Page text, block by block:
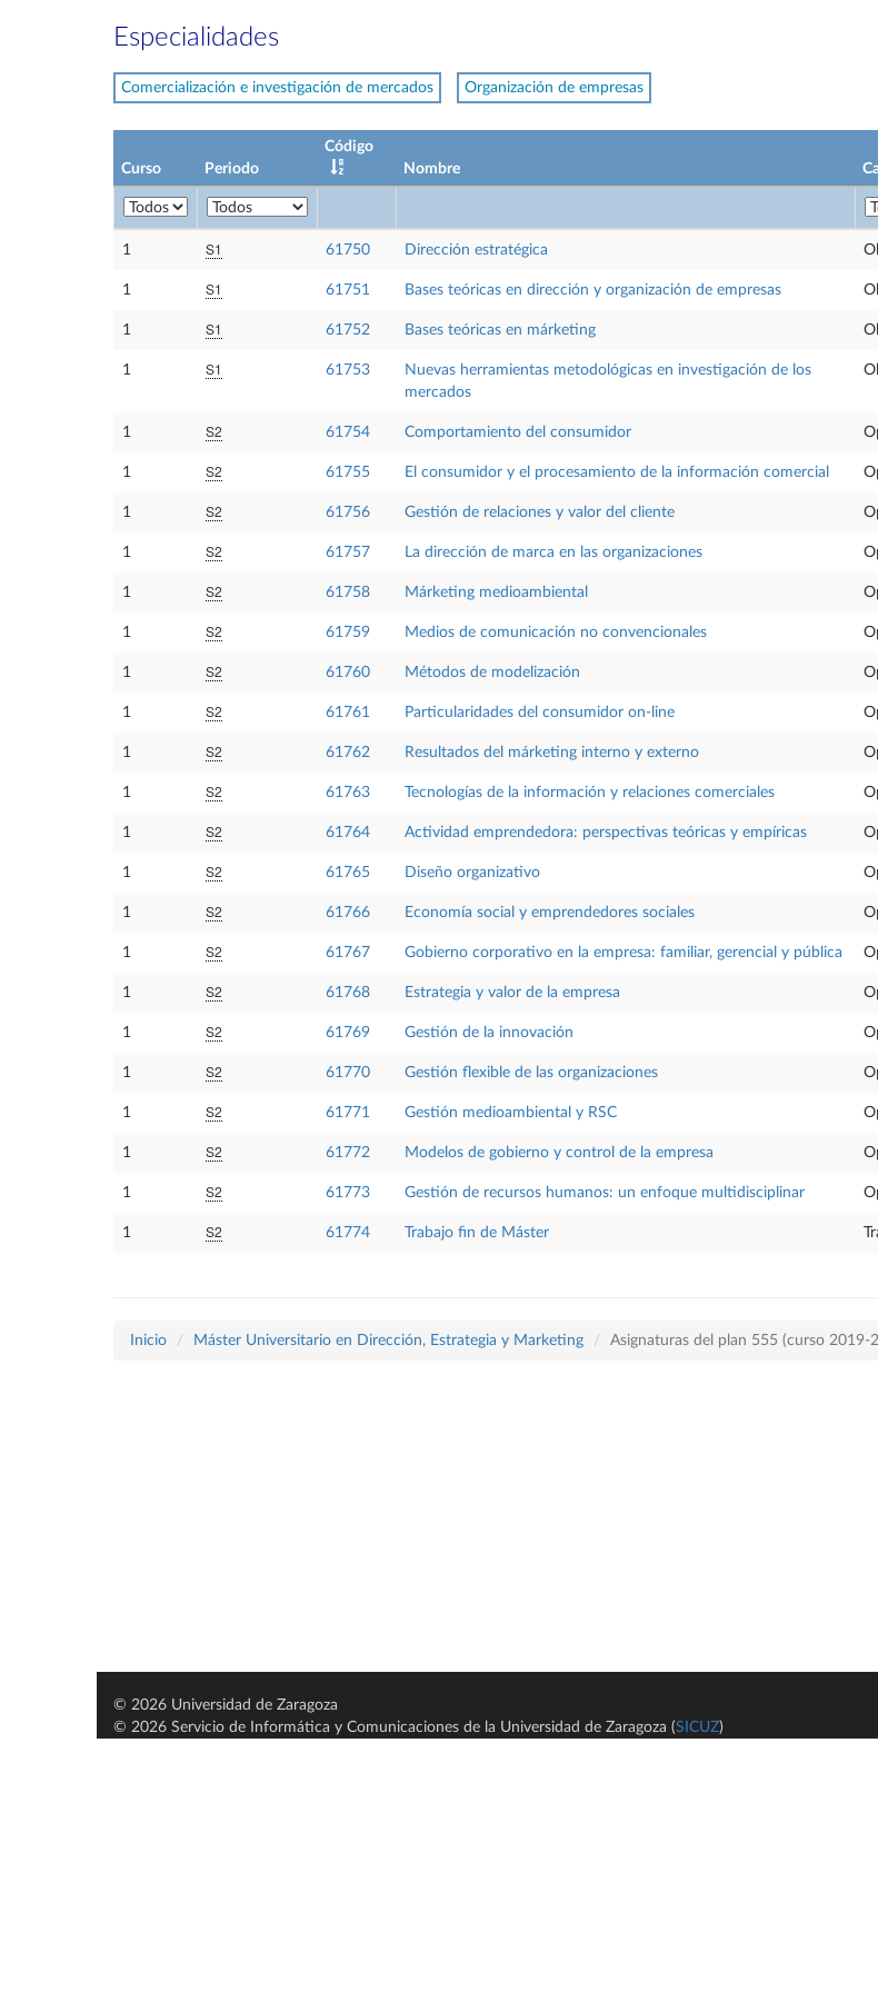
Especialidades
Comercialización e investigación de mercados Organización de empresas
Curso Periodo
Código
Nombre
1 S1 61750 Dirección estratégica
1 S1 61751 Bases teóricas en dirección y organización de empresas
1 S1 61752 Bases teóricas en márketing
1 S1 61753
Nuevas herramientas metodológicas en investigación de los
mercados
1 S2 61754 Comportamiento del consumidor
1 S2 61755 El consumidor y el procesamiento de la información comercial
1 S2 61756 Gestión de relaciones y valor del cliente
1 S2 61757 La dirección de marca en las organizaciones
1 S2 61758 Márketing medioambiental
1 S2 61759 Medios de comunicación no convencionales
1 S2 61760 Métodos de modelización
1 S2 61761 Particularidades del consumidor on-line
1 S2 61762 Resultados del márketing interno y externo
1 S2 61763 Tecnologías de la información y relaciones comerciales
1 S2 61764 Actividad emprendedora: perspectivas teóricas y empíricas
1 S2 61765 Diseño organizativo
1 S2 61766 Economía social y emprendedores sociales
1 S2 61767 Gobierno corporativo en la empresa: familiar, gerencial y pública
1 S2 61768 Estrategia y valor de la empresa
1 S2 61769 Gestión de la innovación
1 S2 61770 Gestión flexible de las organizaciones
1 S2 61771 Gestión medioambiental y RSC
1 S2 61772 Modelos de gobierno y control de la empresa
1 S2 61773 Gestión de recursos humanos: un enfoque multidisciplinar
1 S2 61774 Trabajo fin de Máster
Inicio Máster Universitario en Dirección, Estrategia y Marketing Asignaturas del plan 555 (curso 2019-
© 2026 Universidad de Zaragoza
© 2026 Servicio de Informática y Comunicaciones de la Universidad de Zaragoza (SICUZ)